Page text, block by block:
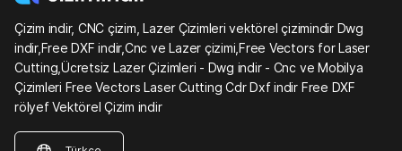
Çizim indir, CNC çizim, Lazer Çizimleri vektörel çizimindir Dwg
indir,Free DXF indir,Cnc ve Lazer çizimi,Free Vectors for Laser
Cutting,Ücretsiz Lazer Çizimleri - Dwg indir - Cnc ve Mobilya
Çizimleri Free Vectors Laser Cutting Cdr Dxf indir Free DXF
rölyef Vektörel Çizim indir